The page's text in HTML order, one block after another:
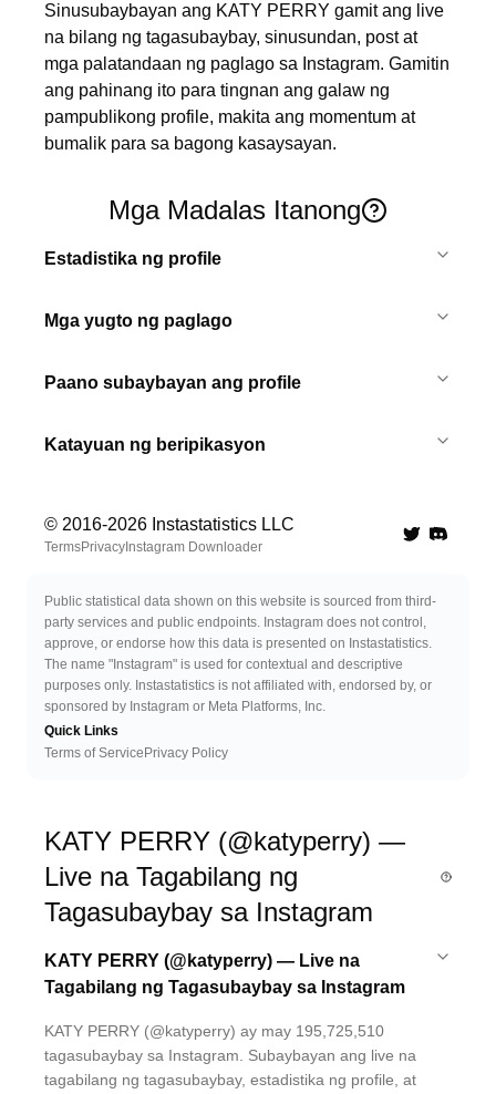
Sinusubaybayan ang KATY PERRY gamit ang live
na bilang ng tagasubaybay, sinusundan, post at
mga palatandaan ng paglago sa Instagram. Gamitin
ang pahinang ito para tingnan ang galaw ng
pampublikong profile, makita ang momentum at
bumalik para sa bagong kasaysayan.
Mga Madalas Itanong
Estadistika ng profile
Mga yugto ng paglago
Paano subaybayan ang profile
Katayuan ng beripikasyon
© 2016-2026 Instastatistics LLC
TermsPrivacy Instagram Downloader TwitterDiscord
Public statistical data shown on this website is sourced from third-
party services and public endpoints. Instagram does not control,
approve, or endorse how this data is presented on Instastatistics.
The name "Instagram" is used for contextual and descriptive
purposes only. Instastatistics is not affiliated with, endorsed by, or
sponsored by Instagram or Meta Platforms, Inc.
Quick Links
Terms of Service Privacy Policy
KATY PERRY (@katyperry) —
Live na Tagabilang ng
Tagasubaybay sa Instagram
KATY PERRY (@katyperry) — Live na
Tagabilang ng Tagasubaybay sa Instagram
KATY PERRY (@katyperry) ay may 195,725,510
tagasubaybay sa Instagram. Subaybayan ang live na
tagabilang ng tagasubaybay, estadistika ng profile, at